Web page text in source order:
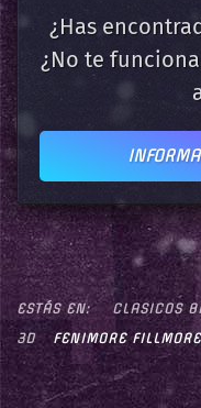
¿Has
¿No te
ESTÁS EN: CLASICOS
3D
FENIMORE